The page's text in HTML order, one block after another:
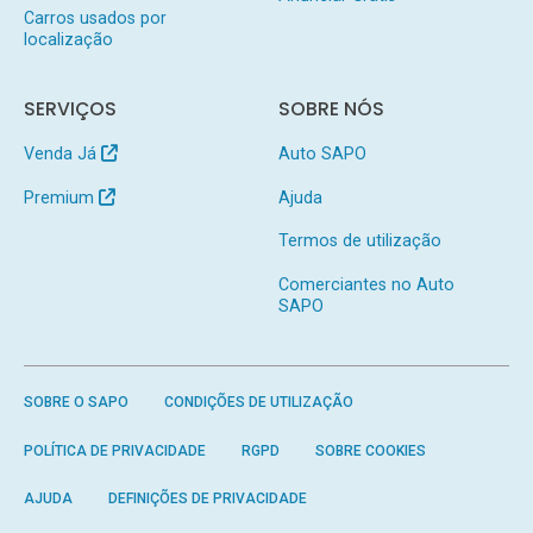
Carros usados por
localização
SERVIÇOS
Venda Já
Premium
SOBRE NÓS
Auto SAPO
Ajuda
Termos de utilização
Comerciantes no Auto
SAPO
SOBRE O SAPO CONDIÇÕES DE UTILIZAÇÃO
POLÍTICA DE PRIVACIDADE RGPD SOBRE COOKIES
AJUDA DEFINIÇÕES DE PRIVACIDADE